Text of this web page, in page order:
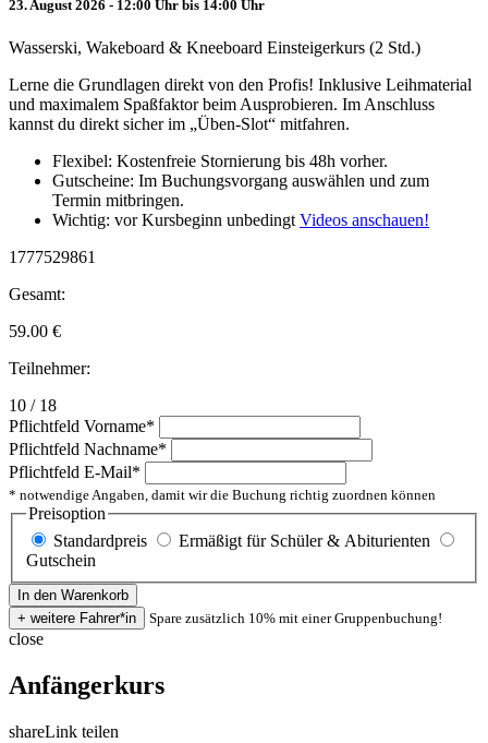
23. August 2026 - 12:00 Uhr bis 14:00 Uhr
Wasserski, Wakeboard & Kneeboard Einsteigerkurs (2 Std.)
Lerne die Grundlagen direkt von den Profis! Inklusive Leihmaterial
und maximalem Spaßfaktor beim Ausprobieren. Im Anschluss
kannst du direkt sicher im „Üben-Slot“ mitfahren.
Flexibel: Kostenfreie Stornierung bis 48h vorher.
Gutscheine: Im Buchungsvorgang auswählen und zum
Termin mitbringen.
Wichtig: vor Kursbeginn unbedingt Videos anschauen!
1777529861
Gesamt:
59.00 €
Teilnehmer:
10 / 18
Pflichtfeld Vorname*
Pflichtfeld Nachname*
Pflichtfeld E-Mail*
* notwendige Angaben, damit wir die Buchung richtig zuordnen können
Preisoption
Standardpreis
Ermäßigt für Schüler & Abiturienten
Gutschein
Spare zusätzlich 10% mit einer Gruppenbuchung!
close
Anfängerkurs
shareLink teilen